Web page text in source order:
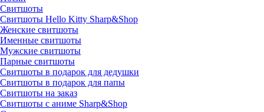
Свитшоты
Cвитшоты Hello Kitty Sharp&Shop
Женские свитшоты
Именные свитшоты
Мужские свитшоты
Парные свитшоты
Свитшоты в подарок для дедушки
Свитшоты в подарок для папы
Свитшоты на заказ
Свитшоты с аниме Sharp&Shop